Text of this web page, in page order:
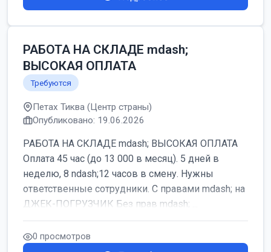
РАБОТА НА СКЛАДЕ mdash;
ВЫСОКАЯ ОПЛАТА
Требуются
Петах Тиква (Центр страны)
Опубликовано: 19.06.2026
РАБОТА НА СКЛАДЕ mdash; ВЫСОКАЯ ОПЛАТА
Оплата 45 час (до 13 000 в месяц). 5 дней в
неделю, 8 ndash;12 часов в смену. Нужны
ответственные сотрудники. С правами mdash; на
ДЖЕК-ПОГРУЗЧИК Без прав mdash; ...
0 просмотров